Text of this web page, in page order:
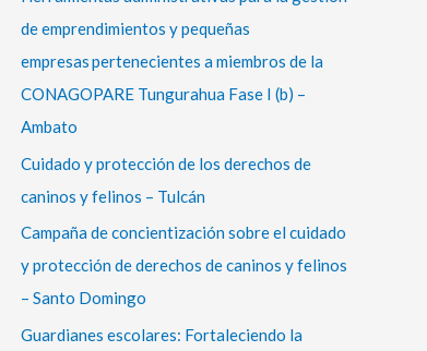
de emprendimientos y pequeñas
empresas pertenecientes a miembros de la
CONAGOPARE Tungurahua Fase I (b) –
Ambato
Cuidado y protección de los derechos de
caninos y felinos – Tulcán
Campaña de concientización sobre el cuidado
y protección de derechos de caninos y felinos
– Santo Domingo
Guardianes escolares: Fortaleciendo la